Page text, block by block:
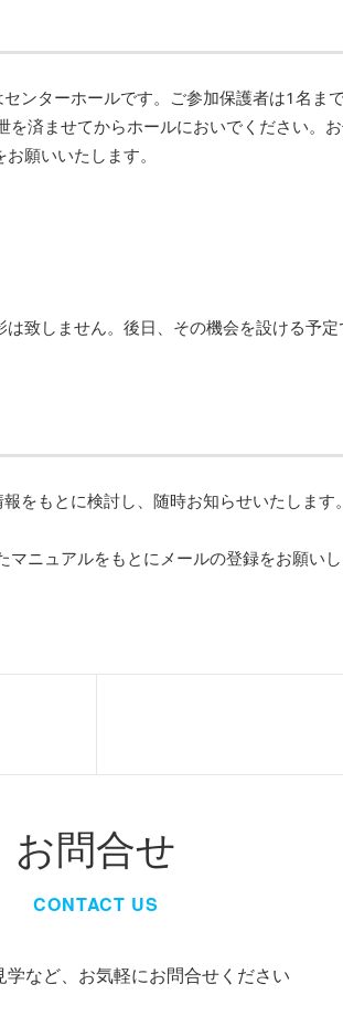
ンターホールです。ご参加保護者は1名ま
済ませてからホールにおいでください。
願いいたします。
致しません。後日、その機会を設ける予定
をもとに検討し、随時お知らせいたします
ニュアルをもとにメールの登録をお願い
お問合せ
CONTACT US
学など、お気軽にお問合せください